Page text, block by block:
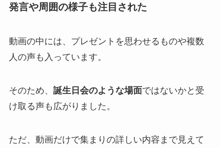
発言や周囲の様子も注目された
動画の中には、プレゼントを思わせるものや複数
人の声も入っています。
そのため、 誕生日会のような場面ではないかと受
け取る声も広がりました。
ただ、動画だけで集まりの詳しい内容まで見えて